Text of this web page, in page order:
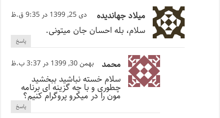
میلاد جهاندیده دی 25, 1399 در 9:35 ق.ظ
سلام، بله احسان جان میتونی.
پاسخ
محمد بهمن 30, 1399 در 3:37 ب.ظ
سلام خسته نباشید ببخشید
چطوری و با چه گزینه ای برنامه
مون را در میکرو پروگرام کنیم؟
پاسخ